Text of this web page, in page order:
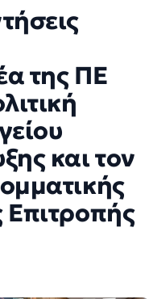
της ΠΕ
και τον
Επιτροπής